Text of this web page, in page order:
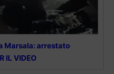
Marsala: arrestato
IL VIDEO